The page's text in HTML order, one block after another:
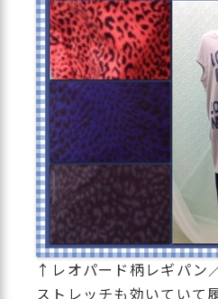
↑レオパード柄レギパン
ストレッチも効いていて